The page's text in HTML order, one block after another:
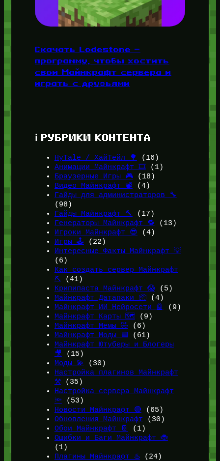
Скачать Lodestone —
программу, чтобы хостить
свои Майнкрафт сервера и
играть с друзьями
ℹ️ РУБРИКИ КОНТЕНТА
HyTale / ХайТейл 🌳
(16)
Анимации Майнкрафт 🎞️(1)
Браузерные Игры 🎮(18)
Видео Майнкрафт 📽️ (4)
Гайды для администраторов 🔧
(98)
Гайды Майнкрафт 🔨
(17)
Генераторы Майнкрафт 🔁
(13)
Игроки Майнкрафт 😎 (4)
Игры 🕹️ (22)
Интересные Факты Майнкрафт 💡
(6)
Как создать сервер Майнкрафт
⛏️ (41)
Крипипаста Майнкрафт 😱(5)
Майнкрафт Датапаки 📦(4)
Майнкрафт ИИ Нейросети 🤖
(9)
Майнкрафт Карты 🗺️ (9)
Майнкрафт Мемы 🤣 (6)
Майнкрафт Моды 🟩
(61)
Майнкрафт Ютуберы и Блогеры
🎥
(15)
Моды 💫
(30)
Настройка плагинов Майнкрафт
⚒️(35)
Настройка сервера Майнкрафт
🔦 (53)
Новости Майнкрафт 🔴 (65)
Обновления Майнкрафт (30)
Обои Майнкрафт 📔
(1)
Ошибки и Баги Майнкрафт 🐞
(1)
Плагины Майнкрафт ♨️(24)